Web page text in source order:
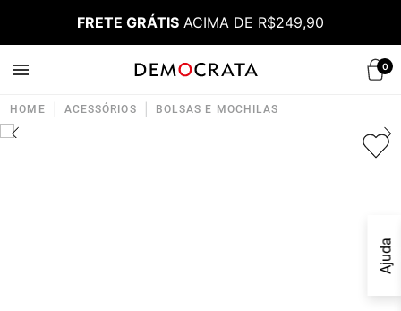
FRETE GRÁTIS ACIMA DE R$249,90
0
Ajuda
HOME ACESSÓRIOS BOLSAS E MOCHILAS